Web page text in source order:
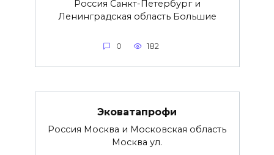
Россия Санкт-Петербург и
Ленинградская область Большие
0 182
Эковатапрофи
Россия Москва и Московская область
Москва ул.